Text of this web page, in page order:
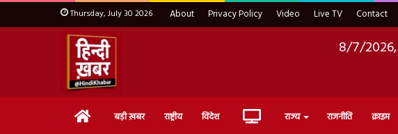
Thursday, July 30 2026 About Privacy Policy Video Live TV Contact
8/7/2026,
Home बड़ी ख़बर राष्ट्रीय विदेश Live राज्य राजनीति क्राइम